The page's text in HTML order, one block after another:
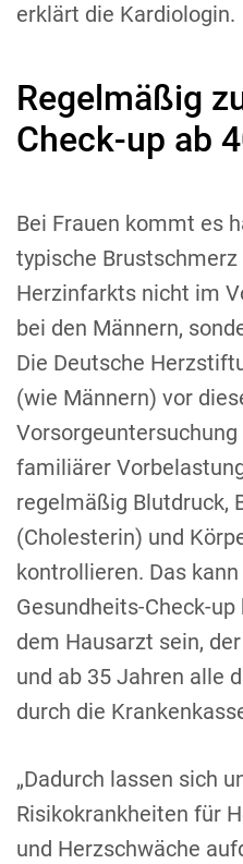
erklärt die Kardiologin.
Regelmäßig
Check-up ab
Bei Frauen kommt es
typische
Herzinfarkts nicht im
bei den Männern,
Die Deutsche
(wie Männern) vor
familiärer
regelmäßig Blutdruck,
(Cholesterin) und
kontrollieren. Das
Gesundheits-Check-
dem Hausarzt sein,
und ab 35 Jahren alle
durch die
„Dadurch lassen sich
Risikokrankheiten für
und Herzschwäche